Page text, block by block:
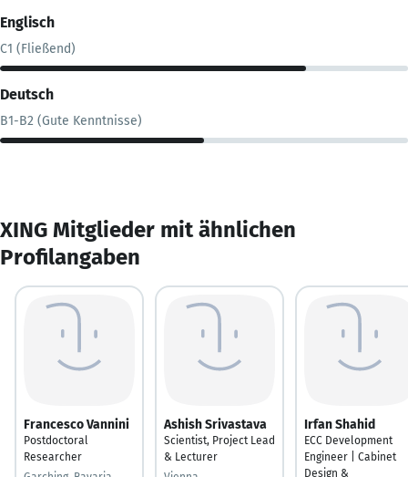
Englisch
C1 (Fließend)
Deutsch
B1-B2 (Gute Kenntnisse)
XING Mitglieder mit ähnlichen
Profilangaben
Francesco Vannini
Postdoctoral
Researcher
Ashish Srivastava
Scientist, Project Lead
& Lecturer
Irfan Shahid
ECC Development
Engineer | Cabinet
Design &